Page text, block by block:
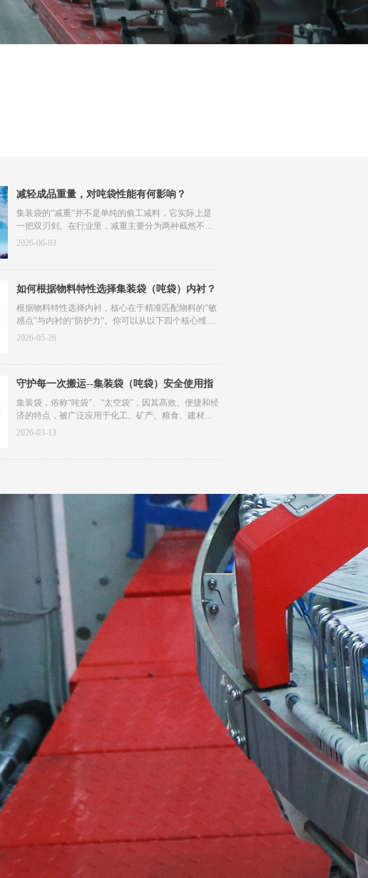
减轻成品重量，对吨袋性能有何影响？
集装袋的“减重”并不是单纯的偷工减料，它实际上是
一把双刃剑。在行业里，减重主要分为两种截然不同
的路径：科学的轻量化设计和劣质的偷工减料。
2026-06-03
如何根据物料特性选择集装袋（吨袋）内衬？
根据物料特性选择内衬，核心在于精准匹配物料的“敏
感点”与内衬的“防护力”。你可以从以下四个核心维度
来建立你的选型逻辑：
4. 按“行业法规”选择合规资质
2026-05-26
守护每一次搬运--集装袋（吨袋）安全使用指
南
集装袋，俗称“吨袋”、“太空袋”，因其高效、便捷和经
济的特点，被广泛应用于化工、矿产、粮食、建材等
众多领域。然而，若使用不当，它可能成为巨大的安
2026-03-13